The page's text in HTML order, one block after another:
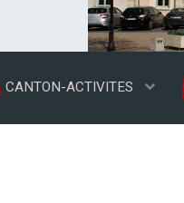
CANTON-ACTIVITES